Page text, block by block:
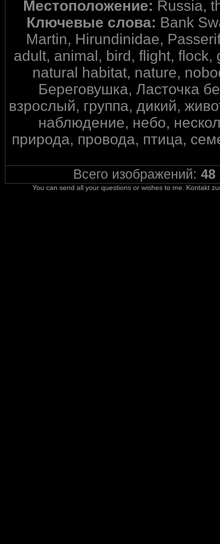
Местоположение: Russia,
Ключевые слова: Bank
Martin, Hirundinidae,
adult, animal, bird, flight,
natural habitat, nature,
Береговушка, Ласточка
взрослый, группа, дикий,
наблюдение, небо,
природа, провода, птица,
Всего изображений:48
You can send all your questions or wishes to me. Kontakt